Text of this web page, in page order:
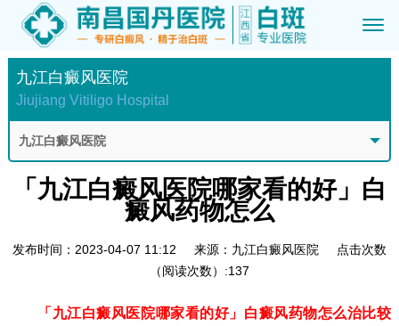
九江白癜风医院
Jiujiang Vitiligo Hospital
九江白癜风医院
「九江白癜风医院哪家看的好」白
癜风药物怎么
发布时间：2023-04-07 11:12 来源：九江白癜风医院
点击次数
（阅读次数）:137
「九江白癜风医院哪家看的好」白癜风药物怎么治比较